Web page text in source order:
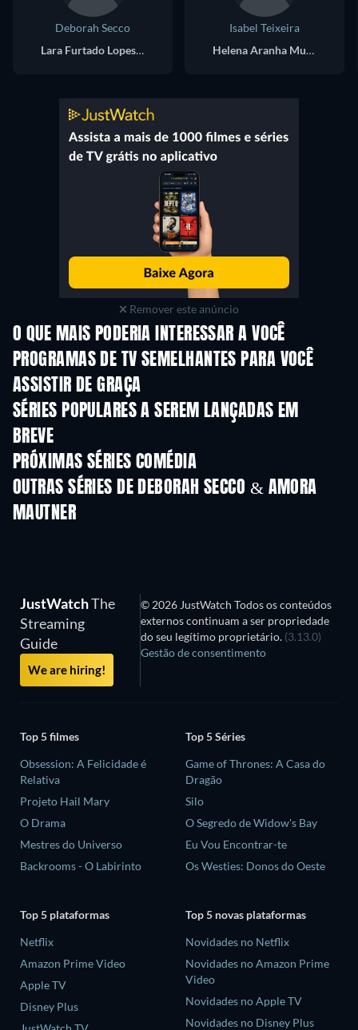
Deborah Secco
Lara Furtado Lopes Pereira
Isabel Teixeira
Helena Aranha Muniz
Remover este anúncio
O QUE MAIS PODERIA INTERESSAR A VOCÊ
Série Série
PROGRAMAS DE TV SEMELHANTES PARA VOCÊ
ASSISTIR DE GRAÇA
Série
SÉRIES POPULARES A SEREM LANÇADAS EM
BREVE
PRÓXIMAS SÉRIES COMÉDIA
Temporada 6 Temporada 2
OUTRAS SÉRIES DE DEBORAH SECCO & AMORA
MAUTNER
JustWatchThe
Streaming
Guide
We are hiring!
© 2026 JustWatch Todos os conteúdos
externos continuam a ser propriedade
do seu legítimo proprietário. (3.13.0)
Gestão de consentimento
Top 5 filmes
Obsession: A Felicidade é
Relativa
Projeto Hail Mary
O Drama
Mestres do Universo
Backrooms - O Labirinto
Top 5 Séries
Game of Thrones: A Casa do
Dragão
Silo
O Segredo de Widow's Bay
Eu Vou Encontrar-te
Os Westies: Donos do Oeste
Top 5 plataformas
Netflix
Amazon Prime Video
Apple TV
Disney Plus
Top 5 novas plataformas
Novidades no Netflix
Novidades no Amazon Prime
Video
Novidades no Apple TV
Novidades no Disney Plus